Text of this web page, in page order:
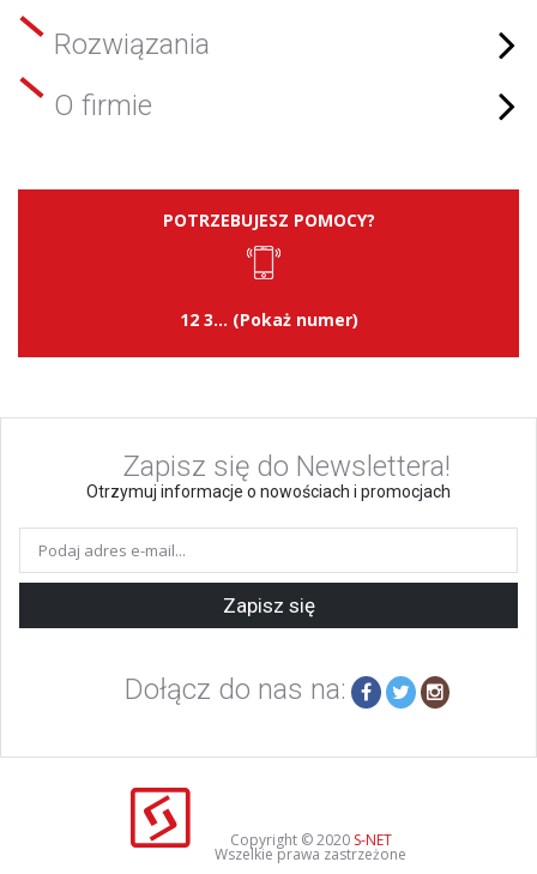
Rozwiązania
O firmie
POTRZEBUJESZ POMOCY?
12 3... (Pokaż numer)
Zapisz się do Newslettera!
Otrzymuj informacje o nowościach i promocjach
Zapisz się
Dołącz do nas na:
Copyright © 2020 S-NET
Wszelkie prawa zastrzeżone